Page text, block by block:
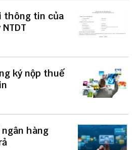
thông tin của
ký nộp thuế
hàng